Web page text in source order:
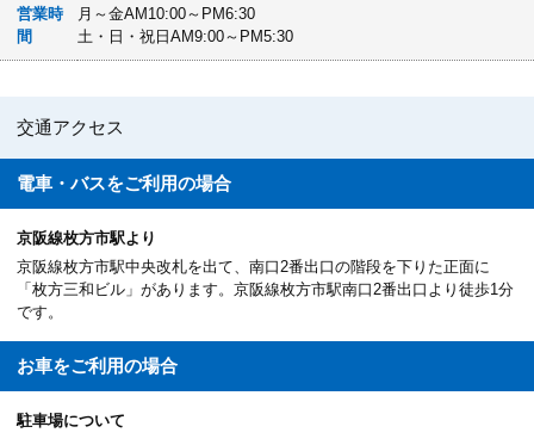
営業時
間
月～金AM10:00～PM6:30
土・日・祝日AM9:00～PM5:30
交通アクセス
電車・バスをご利用の場合
京阪線枚方市駅より
京阪線枚方市駅中央改札を出て、南口2番出口の階段を下りた正面に
「枚方三和ビル」があります。京阪線枚方市駅南口2番出口より徒歩1分
です。
お車をご利用の場合
駐車場について